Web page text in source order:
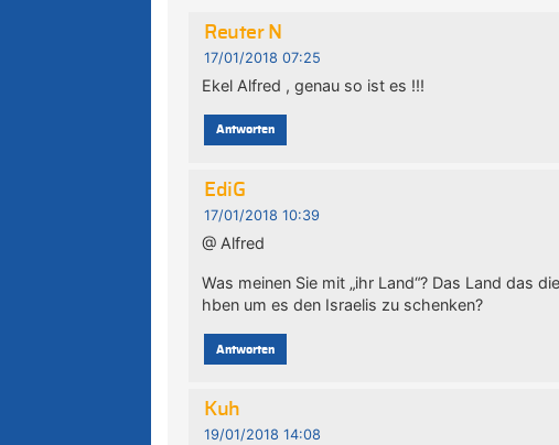
Reuter N
17/01/2018 07:25
Ekel Alfred , genau so ist es !!!
Antworten
EdiG
17/01/2018 10:39
@ Alfred
Was meinen Sie mit „ihr Land“? Das Land das
hben um es den Israelis zu schenken?
Antworten
Kuh
19/01/2018 14:08